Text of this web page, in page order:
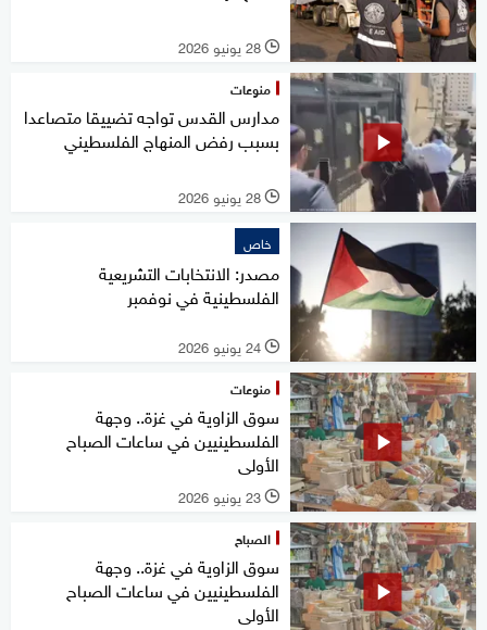
l 28 يونيو 2026
منوعات
مدارس القدس تواجه تضييقا متصاعدا
بسبب رفض المنهاج الفلسطيني
l 28 يونيو 2026
خاص
مصدر: الانتخابات التشريعية
الفلسطينية في نوفمبر
l 24 يونيو 2026
منوعات
سوق الزاوية في غزة.. وجهة
الفلسطينيين في ساعات الصباح
الأولى
l 23 يونيو 2026
الصباح
سوق الزاوية في غزة.. وجهة
الفلسطينيين في ساعات الصباح
الأولى